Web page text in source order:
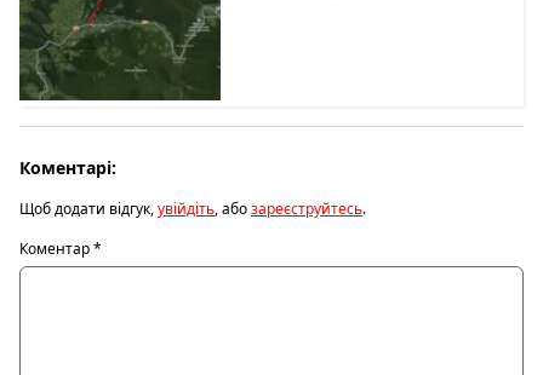
Коментарі:
Щоб додати відгук,увійдіть, абозареєструйтесь.
Коментар*